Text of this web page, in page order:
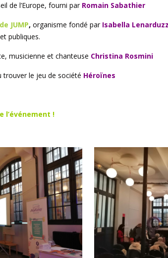
de l’Europe, fourni par Romain Sabathier
JUMP, organisme fondé par Isabella
publiques.
musicienne et chanteuse Christina Rosmini
trouver le jeu de société Héroïnes
l’événement !